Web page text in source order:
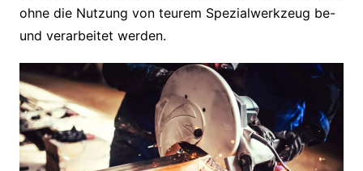
ohne die Nutzung von teurem Spezialwerkzeug be-
und verarbeitet werden.